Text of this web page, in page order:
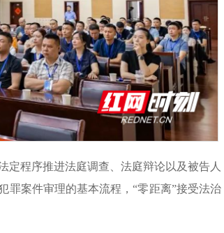
定程序推进法庭调查、法庭辩论以及被告人
罪案件审理的基本流程，“零距离”接受法治